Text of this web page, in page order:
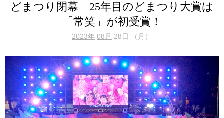
どまつり閉幕 25年目のどまつり大賞は
「常笑」が初受賞！
2023年 08月 28日 （月）